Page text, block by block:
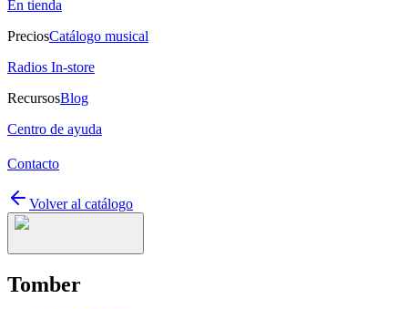
En tienda
PreciosCatálogo musical
Radios In-store
RecursosBlog
Centro de ayuda
Contacto
Volver al catálogo
Tomber